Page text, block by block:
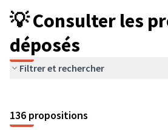
💡 Consulter les
déposés
Filtrer et rechercher
136 propositions